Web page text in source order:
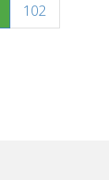
102